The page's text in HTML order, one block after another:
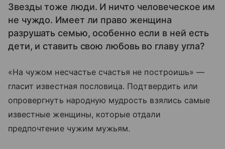
Звезды тоже люди. И ничто человеческое им
не чуждо. Имеет ли право женщина
разрушать семью, особенно если в ней есть
дети, и ставить свою любовь во главу угла?
«На чужом несчастье счастья не построишь» —
гласит известная пословица. Подтвердить или
опровергнуть народную мудрость взялись самые
известные женщины, которые отдали
предпочтение чужим мужьям.